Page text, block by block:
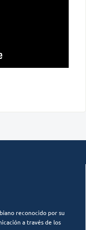
reconocido por su
a través de los